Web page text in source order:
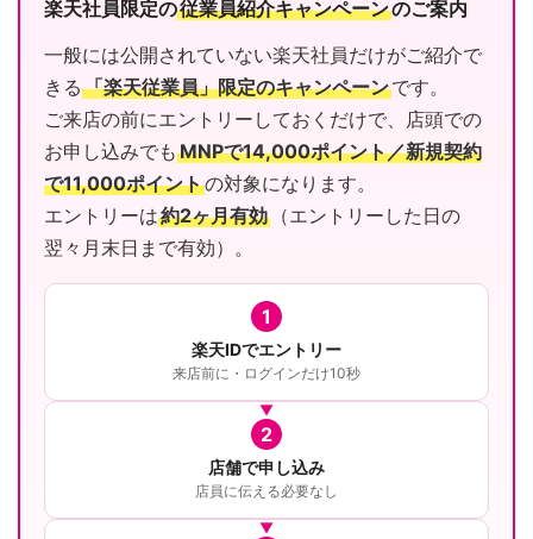
楽天社員限定の従業員紹介キャンペーンのご案内
一般には公開されていない楽天社員だけがご紹介で
きる 「楽天従業員」限定のキャンペーンです。
ご来店の前にエントリーしておくだけで、店頭での
お申し込みでも MNPで14,000ポイント／新規契約
で11,000ポイントの対象になります。
エントリーは約2ヶ月有効 （エントリーした日の
翌々月末日まで有効）。
1
楽天IDでエントリー
来店前に・ログインだけ10秒
2
店舗で申し込み
店員に伝える必要なし